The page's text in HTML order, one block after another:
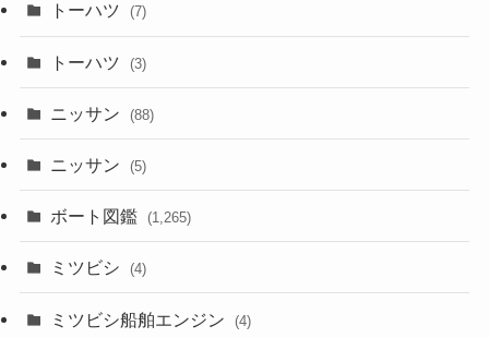
トーハツ (7)
トーハツ (3)
ニッサン (88)
ニッサン (5)
ボート図鑑 (1,265)
ミツビシ (4)
ミツビシ船舶エンジン (4)